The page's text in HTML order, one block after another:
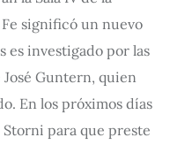
Fe significó un nuevo
es investigado por las
José Guntern, quien
En los próximos días
para que preste